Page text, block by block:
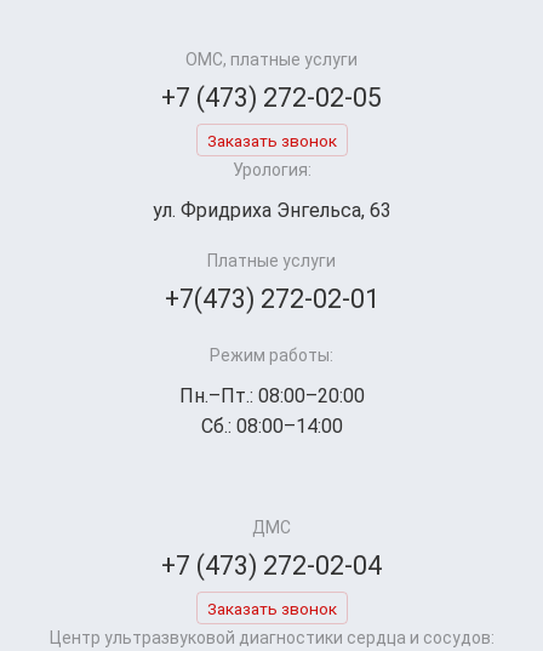
ОМС, платные услуги
+7 (473) 272-02-05
Заказать звонок
Урология:
ул. Фридриха Энгельса, 63
Платные услуги
+7(473) 272-02-01
Режим работы:
Пн.–Пт.: 08:00–20:00
Сб.: 08:00–14:00
ДМС
+7 (473) 272-02-04
Заказать звонок
Центр ультразвуковой диагностики сердца и сосудов: